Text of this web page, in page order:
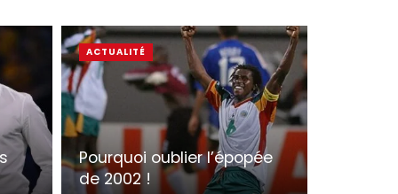
Pourquoi oublier l’épopée
de 2002 !
ACTUALITÉ